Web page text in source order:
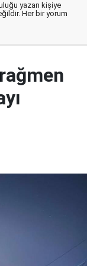
yazan kişiye
Her bir yorum